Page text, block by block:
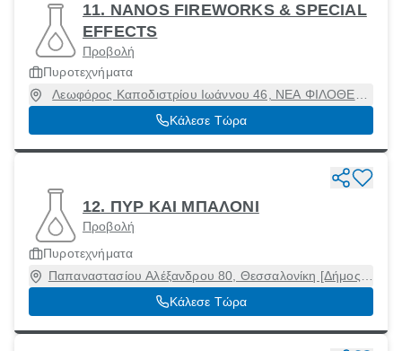
11. NANOS FIREWORKS & SPECIAL
EFFECTS
Προβολή
Πυροτεχνήματα
Λεωφόρος Καποδιστρίου Ιωάννου 46, ΝΕΑ ΦΙΛΟΘΕΗ
ΑΜΑΡΟΥΣΙΟΥ, Αμαρούσιο, Αττική, 15123
Κάλεσε Τώρα
12. ΠΥΡ ΚΑΙ ΜΠΑΛΟΝΙ
Προβολή
Πυροτεχνήματα
Παπαναστασίου Αλέξανδρου 80, Θεσσαλονίκη [Δήμος],
Θεσσαλονίκη, 54644
Κάλεσε Τώρα